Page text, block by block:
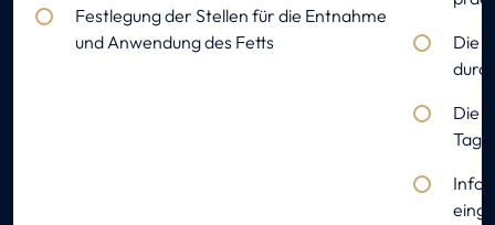
Festlegung der Stellen für die Entnahme
und Anwendung des Fetts
Die
Die